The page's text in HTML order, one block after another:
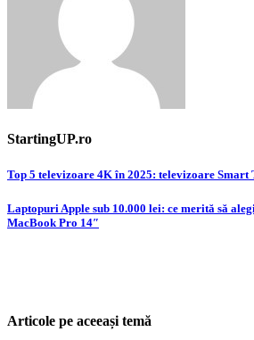
StartingUP.ro
Post
navigation
Top 5 televizoare 4K în 2025: televizoare
Laptopuri Apple sub 10.000 lei: ce merită să
MacBook Pro 14″
Articole pe aceeași temă